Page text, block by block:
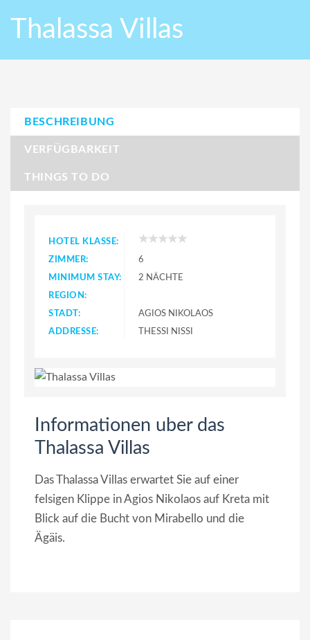
Thalassa Villas
BESCHREIBUNG
VERFÜGBARKEIT
THINGS TO DO
HOTEL KLASSE:
ZIMMER:
6
MINIMUM STAY:
2 NÄCHTE
REGION:
STADT:
AGIOS NIKOLAOS
ADDRESSE:
THESSI NISSI
Informationen uber das
Thalassa Villas
Das Thalassa Villas erwartet Sie auf einer
felsigen Klippe in Agios Nikolaos auf Kreta mit
Blick auf die Bucht von Mirabello und die
Ägäis.